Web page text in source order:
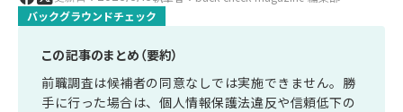
バックグラウンドチェック
この記事のまとめ（要約）
前職調査は候補者の同意なしでは実施できません。勝
手に行った場合は、個人情報保護法違反や信頼低下の